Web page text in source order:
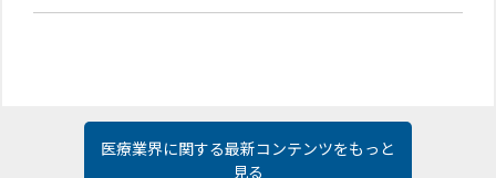
医療業界に関する最新コンテンツをもっと
見る